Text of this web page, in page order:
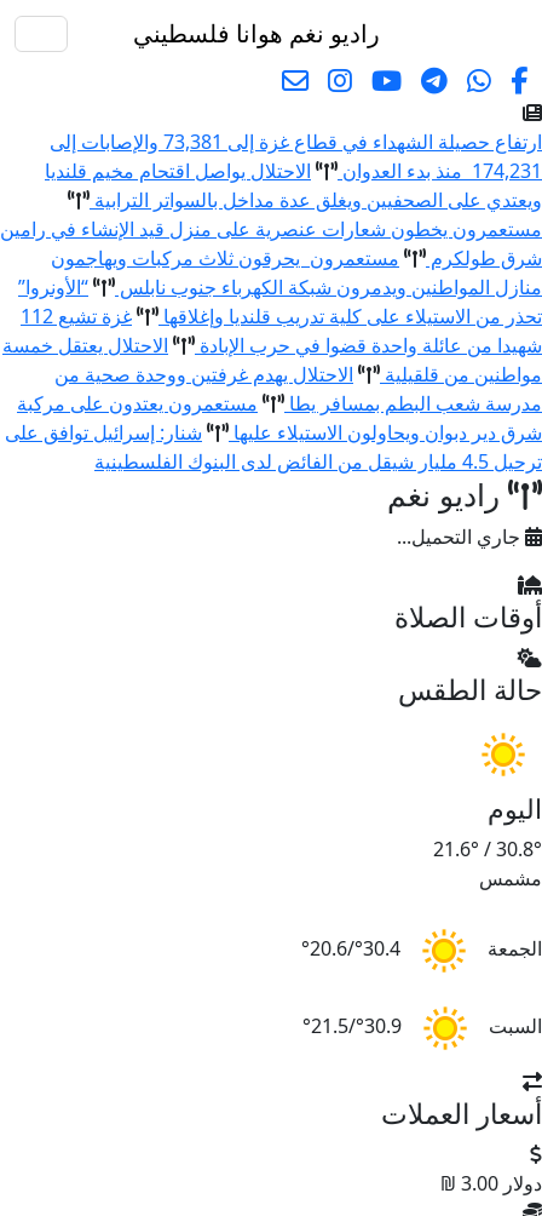
راديو نغم هوانا فلسطيني
ارتفاع حصيلة الشهداء في قطاع غزة إلى 73,381 والإصابات إلى
174,231 منذ بدء العدوان
الاحتلال يواصل اقتحام مخيم قلنديا
ويعتدي على الصحفيين ويغلق عدة مداخل بالسواتر الترابية
مستعمرون يخطون شعارات عنصرية على منزل قيد الإنشاء في رامين
شرق طولكرم
مستعمرون يحرقون ثلاث مركبات ويهاجمون
منازل المواطنين ويدمرون شبكة الكهرباء جنوب نابلس
“الأونروا”
تحذر من الاستيلاء على كلية تدريب قلنديا وإغلاقها
غزة تشيع 112
شهيدا من عائلة واحدة قضوا في حرب الإبادة
الاحتلال يعتقل خمسة
مواطنين من قلقيلية
الاحتلال يهدم غرفتين ووحدة صحية من
مدرسة شعب البطم بمسافر يطا
مستعمرون يعتدون على مركبة
شرق دير دبوان ويحاولون الاستيلاء عليها
شنار: إسرائيل توافق على
ترحيل 4.5 مليار شيقل من الفائض لدى البنوك الفلسطينية
راديو نغم
جاري التحميل...
أوقات الصلاة
حالة الطقس
اليوم
30.8°
/
21.6°
مشمس
الجمعة 30.4°/20.6°
السبت 30.9°/21.5°
أسعار العملات
دولار 3.00 ₪